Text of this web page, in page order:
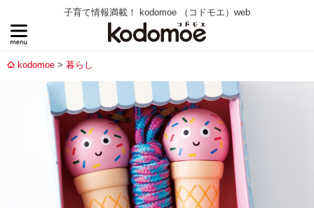
子育て情報満載！ kodomoe （コドモエ）web
kodomoe 暮らし